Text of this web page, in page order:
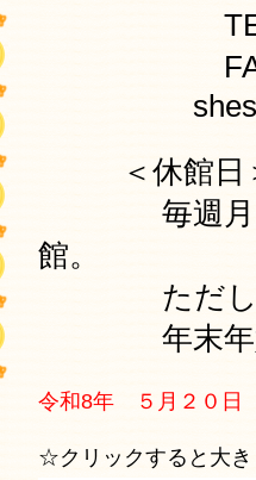
TEL ０
FAX ０９
shes-
＜休館日
毎週月曜日
館。
ただし祝日
年末年始（
令和8年 ５月２０
☆クリックすると大